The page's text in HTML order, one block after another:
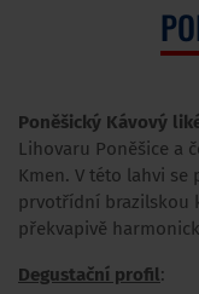
Poněšický Kávový
Lihovaru Poněšice a
Kmen. V této lahvi se
prvotřídní brazilskou
překvapivě
Degustační profil: